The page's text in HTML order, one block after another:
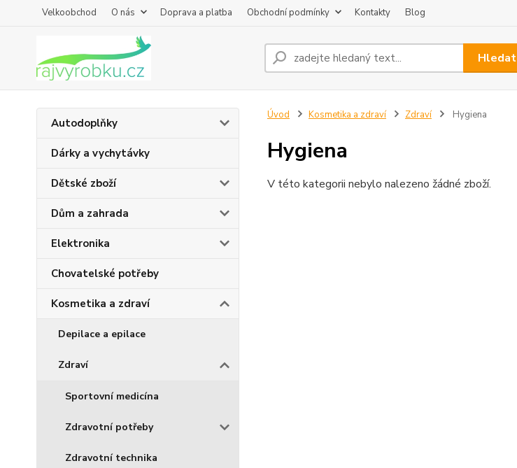
Velkoobchod O nás Doprava a platba Obchodní podmínky Kontakty Blog
Hledat
Autodoplňky
Dárky a vychytávky
Dětské zboží
Dům a zahrada
Elektronika
Chovatelské potřeby
Kosmetika a zdraví
Depilace a epilace
Zdraví
Sportovní medicína
Zdravotní potřeby
Zdravotní technika
Úvod Kosmetika a zdraví Zdraví Hygiena
Hygiena
V této kategorii nebylo nalezeno žádné zboží.